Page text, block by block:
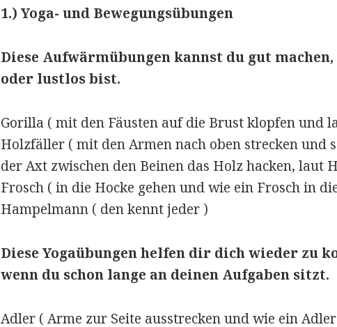
1.) Yoga- und Bewegungsübungen
Diese Aufwärmübungen kannst du gut
oder lustlos bist.
Gorilla ( mit den Fäusten auf die Brust klopfen und
Holzfäller ( mit den Armen nach oben strecken und
der Axt zwischen den Beinen das Holz hacken, laut
Frosch ( in die Hocke gehen und wie ein Frosch in
Hampelmann ( den kennt jeder )
Diese Yogaübungen helfen dir dich wieder zu
wenn du schon lange an deinen Aufgaben sitzt.
Adler ( Arme zur Seite ausstrecken und wie ein